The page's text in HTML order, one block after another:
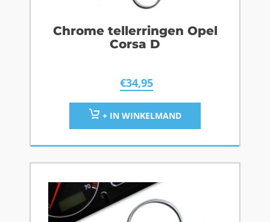
Chrome tellerringen Opel
Corsa D
€34,95
+ IN WINKELMAND